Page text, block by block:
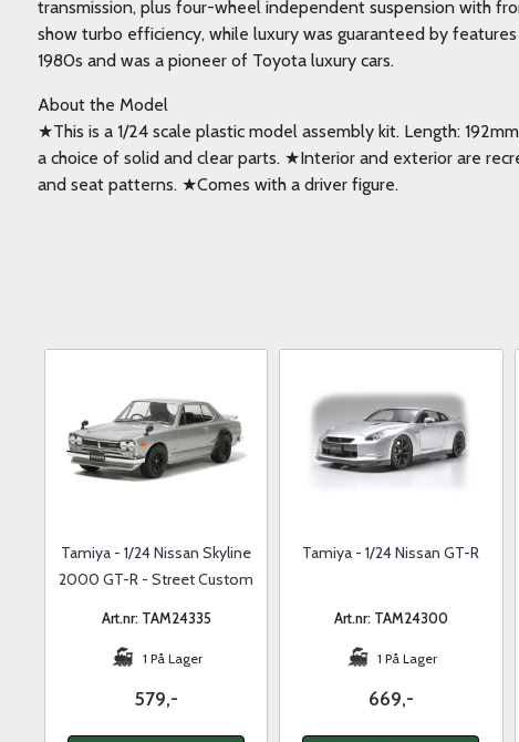
transmission, plus four-wheel independent suspension with
show turbo efficiency, while luxury was guaranteed by
1980s and was a pioneer of Toyota luxury cars.
About the Model
★This is a 1/24 scale plastic model assembly kit. Length:
a choice of solid and clear parts. ★Interior and exterior are
and seat patterns. ★Comes with a driver figure.
Tamiya - 1/24 Nissan Skyline
2000 GT-R - Street Custom
Art.nr: TAM24335
1 På Lager
579,-
Tamiya - 1/24 Nissan GT-R
Art.nr: TAM24300
1 På Lager
669,-